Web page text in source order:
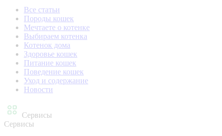
Все статьи
Породы кошек
Мечтаете о котенке
Выбираем котенка
Котенок дома
Здоровье кошек
Питание кошек
Поведение кошек
Уход и содержание
Новости
Сервисы
Сервисы